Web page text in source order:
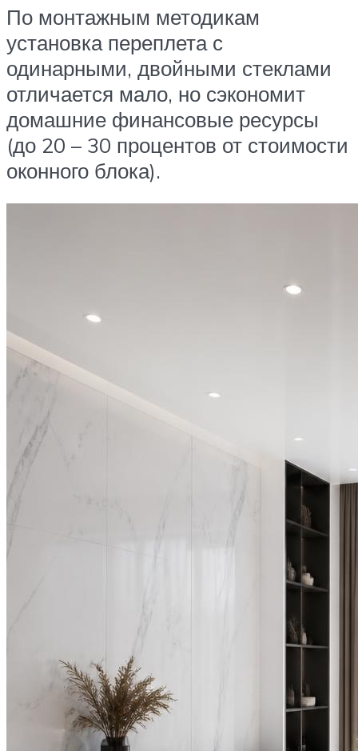
По монтажным методикам
установка переплета с
одинарными, двойными стеклами
отличается мало, но сэкономит
домашние финансовые ресурсы
(до 20 – 30 процентов от стоимости
оконного блока).